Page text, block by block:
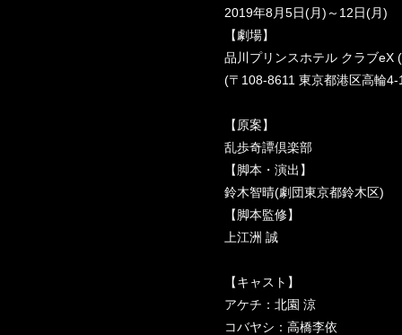
2019年8月5日(月)～12日(月)
【劇場】
品川プリンスホテル クラブeX (
(〒108-8611 東京都港区高輪
【原案】
乱歩奇譚倶楽部
【脚本・演出】
鈴木智晴(劇団東京都鈴木区)
【脚本監修】
上江洲 誠
【キャスト】
アケチ：北園 涼
コバヤシ：高橋李依